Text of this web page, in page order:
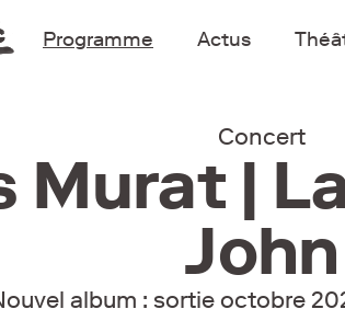
Programme Actus
Concert
Murat |
John
album : sortie octobre